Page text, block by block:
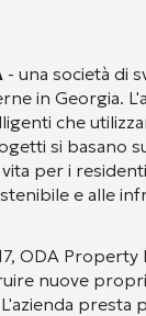
- una società di
in Georgia.
che
si basano
vita per i
e alle
ODA
nuove
presta